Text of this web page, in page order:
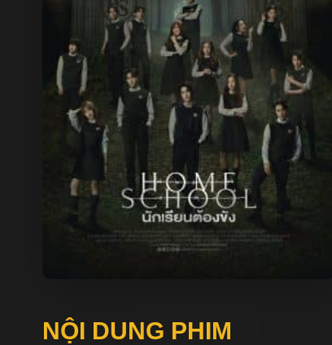
NỘI DUNG PHIM